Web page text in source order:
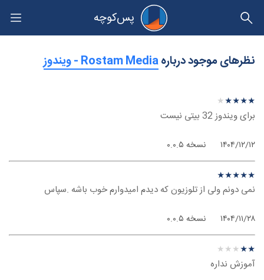
پس‌کوچه
حریم خصوصی
نظرهای موجود درباره‫Rostam Media - ویندوز
نظر درباره ‫Rostam Media - ویندوز
★★★★★
★
★
★
★
★
برای ویندوز 32 بیتی نیست
۱۴۰۴/۱۲/۱۲ نسخه ۰.۰.۵
نظر درباره ‫Rostam Media - ویندوز
★★★★★
★
★
★
★
★
نمی دونم ولی از تلوزیون که دیدم امیدوارم خوب باشه .سپاس
۱۴۰۴/۱۱/۲۸ نسخه ۰.۰.۵
نظر درباره ‫Rostam Media - ویندوز
★★★★★
★
★
★
★
★
آموزش نداره